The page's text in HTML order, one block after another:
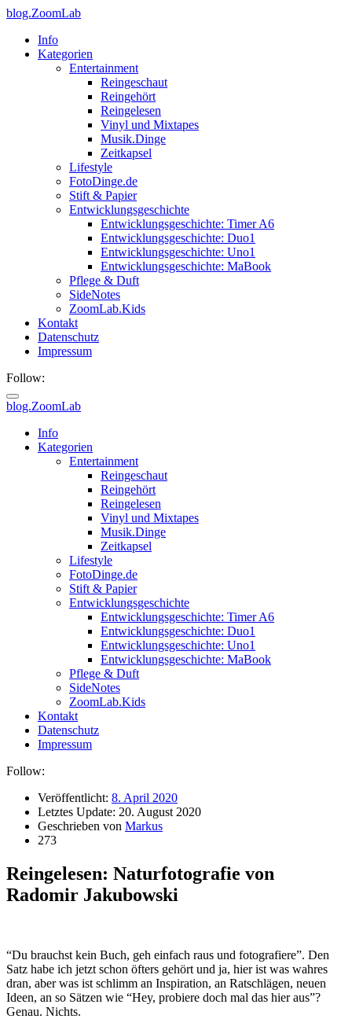
blog.ZoomLab
Info
Kategorien
Entertainment
Reingeschaut
Reingehört
Reingelesen
Vinyl und Mixtapes
Musik.Dinge
Zeitkapsel
Lifestyle
FotoDinge.de
Stift & Papier
Entwicklungsgeschichte
Entwicklungsgeschichte: Timer A6
Entwicklungsgeschichte: Duo1
Entwicklungsgeschichte: Uno1
Entwicklungsgeschichte: MaBook
Pflege & Duft
SideNotes
ZoomLab.Kids
Kontakt
Datenschutz
Impressum
Follow:
blog.ZoomLab
Info
Kategorien
Entertainment
Reingeschaut
Reingehört
Reingelesen
Vinyl und Mixtapes
Musik.Dinge
Zeitkapsel
Lifestyle
FotoDinge.de
Stift & Papier
Entwicklungsgeschichte
Entwicklungsgeschichte: Timer A6
Entwicklungsgeschichte: Duo1
Entwicklungsgeschichte: Uno1
Entwicklungsgeschichte: MaBook
Pflege & Duft
SideNotes
ZoomLab.Kids
Kontakt
Datenschutz
Impressum
Follow:
Veröffentlicht: 8. April 2020
Letztes Update: 20. August 2020
Geschrieben von Markus
273
Reingelesen: Naturfotografie von
Radomir Jakubowski
“Du brauchst kein Buch, geh einfach raus und fotografiere”. Den
Satz habe ich jetzt schon öfters gehört und ja, hier ist was wahres
dran, aber was ist schlimm an Inspiration, an Ratschlägen, neuen
Ideen, an so Sätzen wie “Hey, probiere doch mal das hier aus”?
Genau. Nichts.